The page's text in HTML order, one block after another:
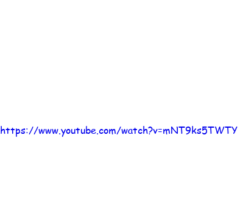
https://www.youtube.com/watch?v=mNT9ks5TWTY